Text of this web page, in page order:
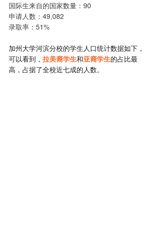
国际生来自的国家数量：90
申请人数：49,082
录取率：51%
加州大学河滨分校的学生人口统计数据如下，
可以看到， 拉美裔学生和亚裔学生的占比最
高，占据了全校近七成的人数。